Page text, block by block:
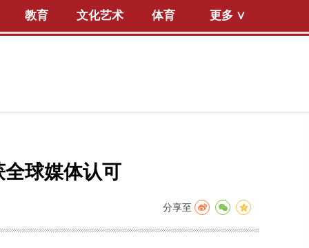
教育 文化艺术 体育 更多 ∨
球媒体认可
分享至